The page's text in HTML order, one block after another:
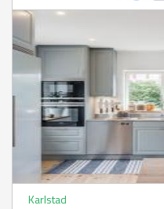
Karlstad